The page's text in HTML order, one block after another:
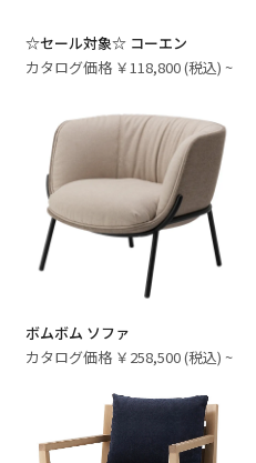
☆セール対象☆ コーエン
カタログ価格 ￥118,800 (税込) ~
ボムボム ソファ
カタログ価格 ￥258,500 (税込) ~